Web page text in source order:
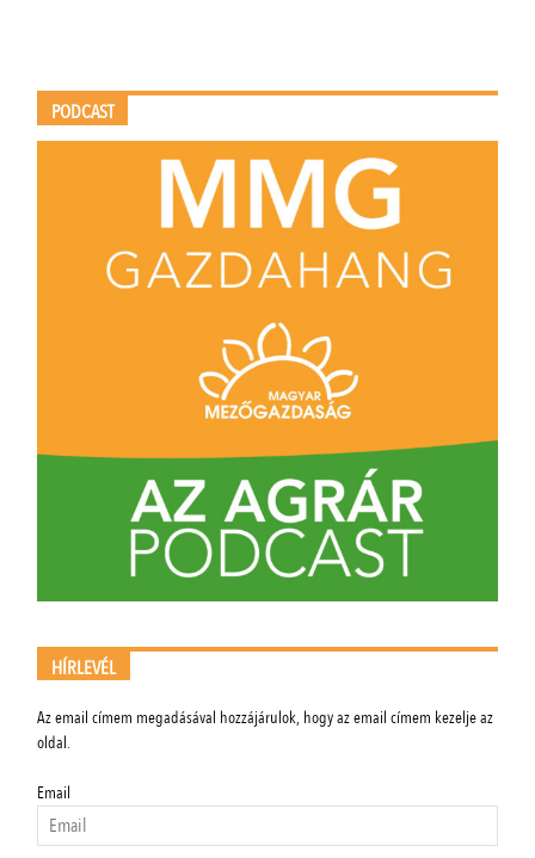
PODCAST
HÍRLEVÉL
Az email címem megadásával hozzájárulok, hogy az email címem kezelje az
oldal.
Email